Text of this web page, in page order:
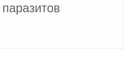
паразитов